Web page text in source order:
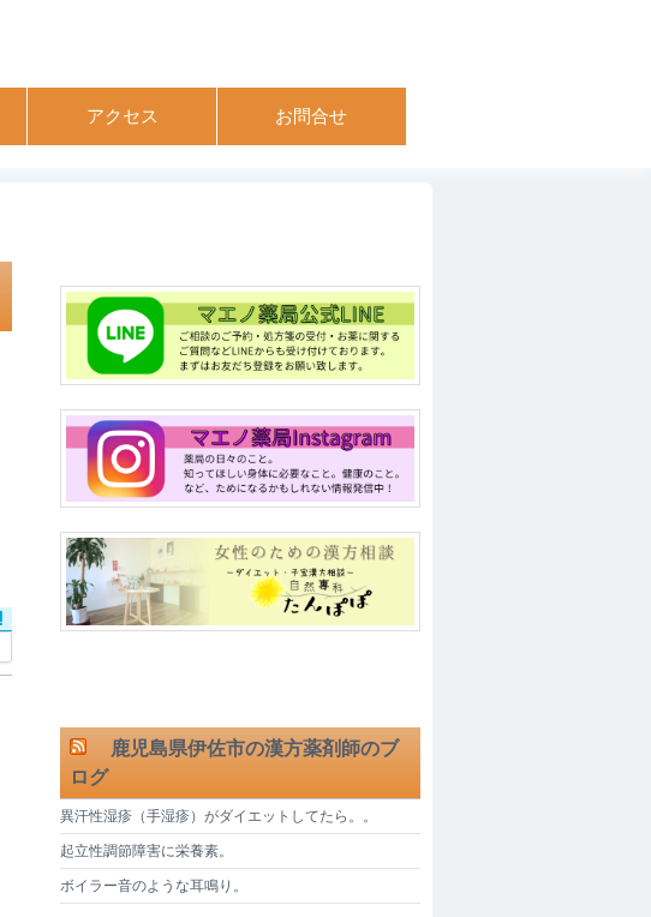
アクセス お問合せ
鹿児島県伊佐市の漢方薬剤師のブ
ログ
異汗性湿疹（手湿疹）がダイエットしてたら。。
起立性調節障害に栄養素。
ボイラー音のような耳鳴り。